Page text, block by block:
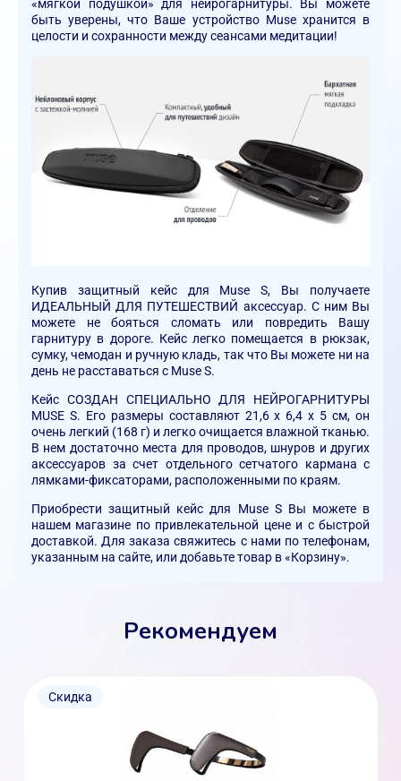
«мягкой подушкой» для нейрогарнитуры. Вы можете
быть уверены, что Ваше устройство Muse хранится в
целости и сохранности между сеансами медитации!
Купив защитный кейс для Muse S, Вы получаете
ИДЕАЛЬНЫЙ ДЛЯ ПУТЕШЕСТВИЙ аксессуар. С ним Вы
можете не бояться сломать или повредить Вашу
гарнитуру в дороге. Кейс легко помещается в рюкзак,
сумку, чемодан и ручную кладь, так что Вы можете ни на
день не расставаться с Muse S.
Кейс СОЗДАН СПЕЦИАЛЬНО ДЛЯ НЕЙРОГАРНИТУРЫ
MUSE S. Его размеры составляют 21,6 х 6,4 х 5 см, он
очень легкий (168 г) и легко очищается влажной тканью.
В нем достаточно места для проводов, шнуров и других
аксессуаров за счет отдельного сетчатого кармана с
лямками-фиксаторами, расположенными по краям.
Приобрести защитный кейс для Muse S Вы можете в
нашем магазине по привлекательной цене и с быстрой
доставкой. Для заказа свяжитесь с нами по телефонам,
указанным на сайте, или добавьте товар в «Корзину».
Рекомендуем
Скидка